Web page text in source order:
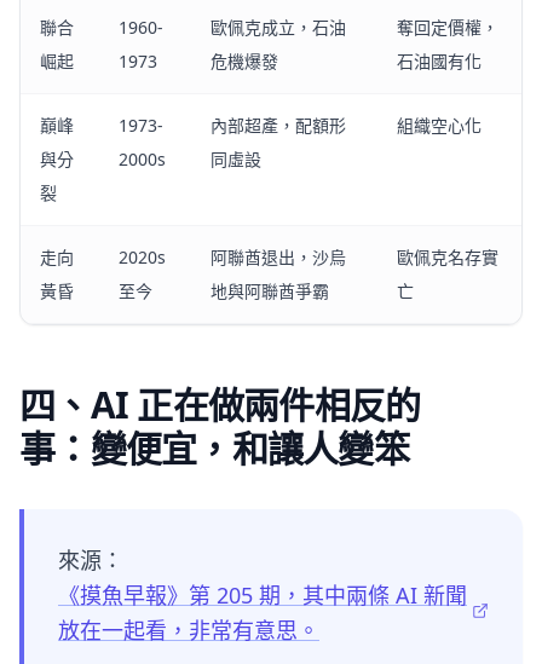
聯合
崛起
1960-
1973
歐佩克成立，石油
危機爆發
奪回定價權，
石油國有化
巔峰
與分
裂
1973-
2000s
內部超產，配額形
同虛設
組織空心化
走向
黃昏
2020s
至今
阿聯酋退出，沙烏
地與阿聯酋爭霸
歐佩克名存實
亡
四、AI 正在做兩件相反的
事：變便宜，和讓人變笨
來源：
《摸魚早報》第 205 期，其中兩條 AI 新聞
放在一起看，非常有意思。